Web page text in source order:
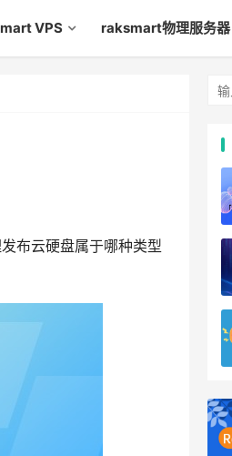
VPS raksmart物理服务器
布云硬盘属于哪种类型